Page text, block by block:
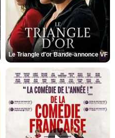
Le Triangle d'or Bande-annonce VF